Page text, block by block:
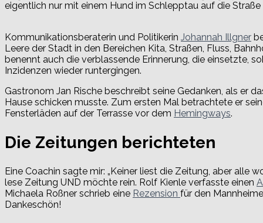
eigentlich nur mit einem Hund im Schlepptau auf die
Kommunikationsberaterin und Politikerin Johannah Illgner
Leere der Stadt in den Bereichen Kita, Straßen, Fluss,
benennt auch die verblassende Erinnerung, die einsetzte,
Inzidenzen wieder runtergingen.
Gastronom Jan Rische beschreibt seine Gedanken, als er
Hause schicken musste. Zum ersten Mal betrachtete er
Fensterläden auf der Terrasse vor dem Hemingways.
Die Zeitungen berichteten
Eine Coachin sagte mir: „Keiner liest die Zeitung, aber alle
lese Zeitung UND möchte rein. Rolf Kienle verfasste einen
Michaela Roßner schrieb eine Rezension für den
Dankeschön!